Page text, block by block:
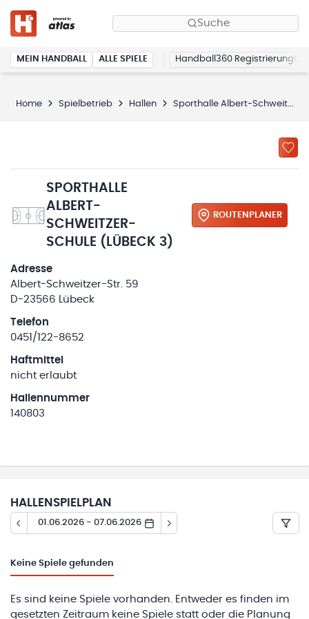
Suche
MEIN HANDBALL ALLE SPIELE Handball360 Registrierung
Home Spielbetrieb Hallen Sporthalle Albert-Schweitzer-Schule
SPORTHALLE
ALBERT-
SCHWEITZER-
SCHULE (LÜBECK 3)
ROUTENPLANER
Adresse
Albert-Schweitzer-Str. 59
D-23566 Lübeck
Telefon
0451/122-8652
Haftmittel
nicht erlaubt
Hallennummer
140803
HALLENSPIELPLAN
01.06.2026 - 07.06.2026
Keine Spiele gefunden
Es sind keine Spiele vorhanden. Entweder es finden im
gesetzten Zeitraum keine Spiele statt oder die Planung